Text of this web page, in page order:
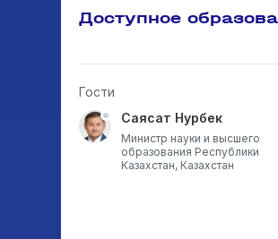
Доступное
Гости
Саясат Нурбек
Министр науки и высшего
образования Республики
Казахстан, Казахстан